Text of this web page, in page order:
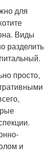
для
Виды
разделить
просто,
и